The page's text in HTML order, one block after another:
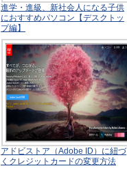
進学・進級、新社会人になる子供
におすすめパソコン【デスクトッ
プ編】
アドビストア（Adobe ID）に紐づ
くクレジットカードの変更方法